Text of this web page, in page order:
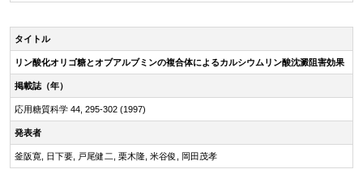
タイトル
リン酸化オリゴ糖とオブアルブミンの複合体によるカルシウムリン酸沈澱阻害効果
掲載誌（年）
応用糖質科学 44, 295-302 (1997)
発表者
釜阪寛, 日下要, 戸尾健二, 栗木隆, 米谷俊, 岡田茂孝